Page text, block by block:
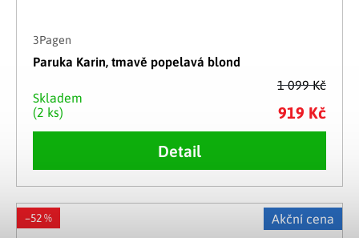
1 099 Kč
3Pagen
Paruka Karin, tmavě popelavá blond
Skladem
(2 ks)
919 Kč
Detail
Akční cena
–52 %